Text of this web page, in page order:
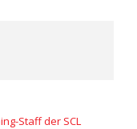
Staff der SCL